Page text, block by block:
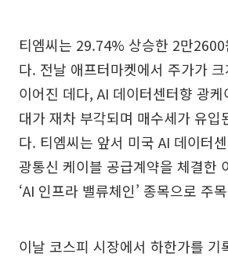
티엠씨는 29.74% 상승한 2만
다. 전날 애프터마켓에서 주가가
이어진 데다, AI 데이터센터향 광
대가 재차 부각되며 매수세가 유입
다. 티엠씨는 앞서 미국 AI 데이터
광통신 케이블 공급계약을 체결한
‘AI 인프라 밸류체인’ 종목으로 주
이날 코스피 시장에서 하한가를 기